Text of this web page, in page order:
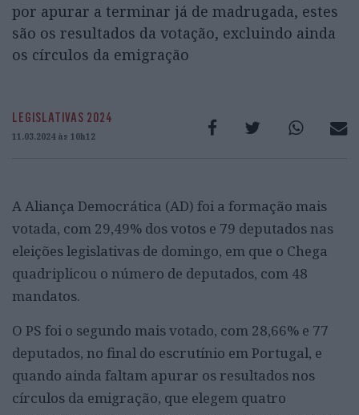
por apurar a terminar já de madrugada, estes
são os resultados da votação, excluindo ainda
os círculos da emigração
LEGISLATIVAS 2024
11.03.2024 às 10h12
A Aliança Democrática (AD) foi a formação mais
votada, com 29,49% dos votos e 79 deputados nas
eleições legislativas de domingo, em que o Chega
quadriplicou o número de deputados, com 48
mandatos.
O PS foi o segundo mais votado, com 28,66% e 77
deputados, no final do escrutínio em Portugal, e
quando ainda faltam apurar os resultados nos
círculos da emigração, que elegem quatro